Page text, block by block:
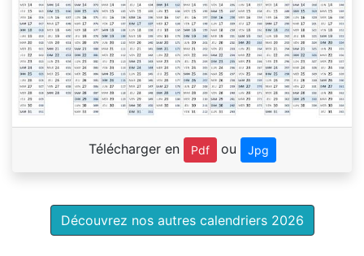
Télécharger en Pdf ou Jpg
Découvrez nos autres calendriers 2026